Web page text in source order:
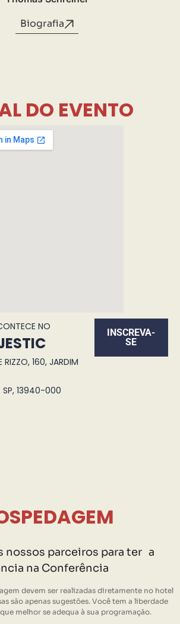
Biografia
DO EVENTO
NO
RIZZO, 160, JARDIM
SP, 13940-000
INSCREVA-
SE
nossos parceiros para ter a
na Conferência
devem ser realizadas diretamente no hotel
são apenas sugestões. Você tem a liberdade
melhor se adequa à sua programação.